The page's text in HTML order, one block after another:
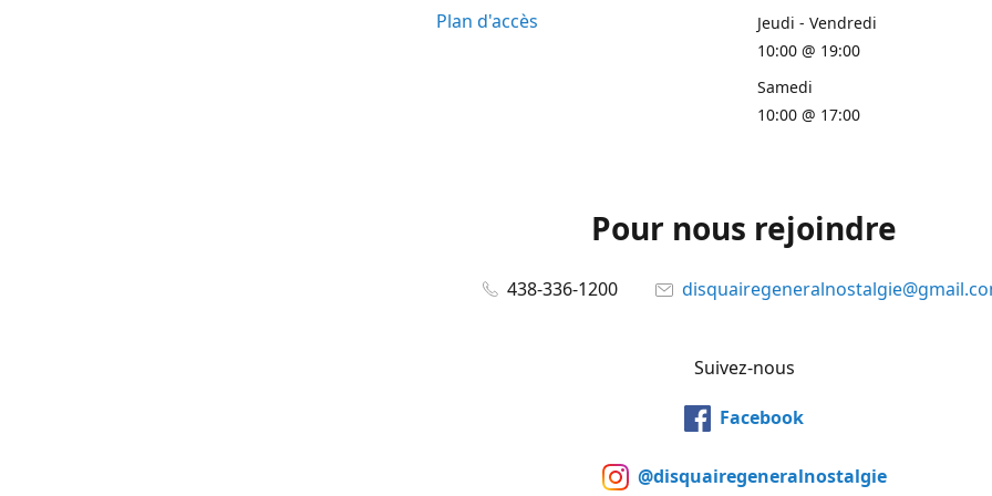
Plan d'accès
Jeudi - Vendredi
10:00 @ 19:00
Samedi
10:00 @ 17:00
Pour nous rejoindre
438-336-1200
Suivez-nous
Facebook
@disquairegeneralnostalgie